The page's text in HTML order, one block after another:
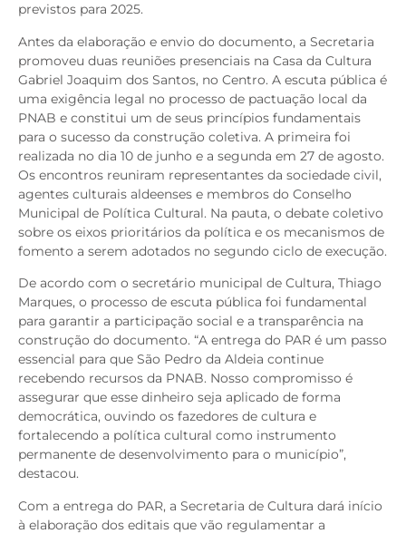
previstos para 2025.
Antes da elaboração e envio do documento, a Secretaria
promoveu duas reuniões presenciais na Casa da Cultura
Gabriel Joaquim dos Santos, no Centro. A escuta pública é
uma exigência legal no processo de pactuação local da
PNAB e constitui um de seus princípios fundamentais
para o sucesso da construção coletiva. A primeira foi
realizada no dia 10 de junho e a segunda em 27 de agosto.
Os encontros reuniram representantes da sociedade civil,
agentes culturais aldeenses e membros do Conselho
Municipal de Política Cultural. Na pauta, o debate coletivo
sobre os eixos prioritários da política e os mecanismos de
fomento a serem adotados no segundo ciclo de execução.
De acordo com o secretário municipal de Cultura, Thiago
Marques, o processo de escuta pública foi fundamental
para garantir a participação social e a transparência na
construção do documento. “A entrega do PAR é um passo
essencial para que São Pedro da Aldeia continue
recebendo recursos da PNAB. Nosso compromisso é
assegurar que esse dinheiro seja aplicado de forma
democrática, ouvindo os fazedores de cultura e
fortalecendo a política cultural como instrumento
permanente de desenvolvimento para o município”,
destacou.
Com a entrega do PAR, a Secretaria de Cultura dará início
à elaboração dos editais que vão regulamentar a